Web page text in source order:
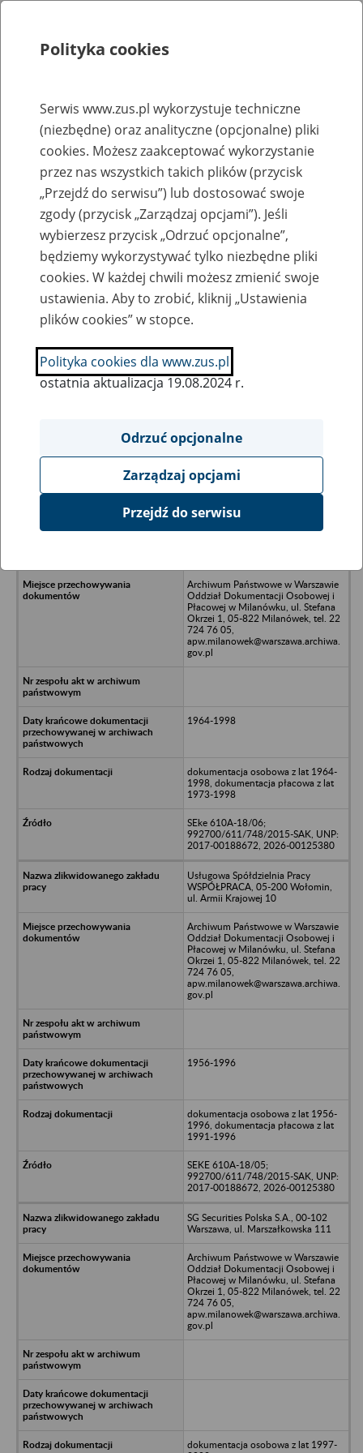
Rejestry, ewidencje i archiwa
Baza zlikwidowanych lub
przekształconych zakładów pracy
Nazwa zakładu pracy:
SZUKAJ
Ukryj wszystkie pozycje bazy
Przedsiębiorstwo Budownictwa
Archiwum Państwowe w Warszawie
Oddział Dokumentacji Osobowej i
Płacowej w Milanówku, ul. Stefana
Okrzei 1, 05-822 Milanówek, tel. 22
724 76 05,
apw.milanowek@warszawa.archiwa.
gov.pl
1964-1998
dokumentacja osobowa z lat 1964-
1998, dokumentacja płacowa z lat
1973-1998
SEke 610A-18/06;
992700/611/748/2015-SAK, UNP:
2017-00188672, 2026-00125380
Usługowa Spółdzielnia Pracy
WSPÓŁPRACA, 05-200 Wołomin,
ul. Armii Krajowej 10
Archiwum Państwowe w Warszawie
Oddział Dokumentacji Osobowej i
Płacowej w Milanówku, ul. Stefana
Okrzei 1, 05-822 Milanówek, tel. 22
724 76 05,
apw.milanowek@warszawa.archiwa.
gov.pl
1956-1996
dokumentacja osobowa z lat 1956-
1996, dokumentacja płacowa z lat
1991-1996
SEKE 610A-18/05;
992700/611/748/2015-SAK, UNP:
2017-00188672, 2026-00125380
SG Securities Polska S.A., 00-102
Warszawa, ul. Marszałkowska 111
Archiwum Państwowe w Warszawie
Oddział Dokumentacji Osobowej i
Płacowej w Milanówku, ul. Stefana
Okrzei 1, 05-822 Milanówek, tel. 22
724 76 05,
apw.milanowek@warszawa.archiwa.
gov.pl
dokumentacja osobowa z lat 1997-
Polityka cookies
Serwis www.zus.pl wykorzystuje techniczne
(niezbędne) oraz analityczne (opcjonalne) pliki
cookies. Możesz zaakceptować wykorzystanie
przez nas wszystkich takich plików (przycisk
„Przejdź do serwisu”) lub dostosować swoje
zgody (przycisk „Zarządzaj opcjami”). Jeśli
wybierzesz przycisk „Odrzuć opcjonalne”,
będziemy wykorzystywać tylko niezbędne pliki
cookies. W każdej chwili możesz zmienić swoje
ustawienia. Aby to zrobić, kliknij „Ustawienia
plików cookies” w stopce.
Polityka cookies dla www.zus.pl
ostatnia aktualizacja 19.08.2024 r.
Odrzuć opcjonalne
Zarządzaj opcjami
Przejdź do serwisu